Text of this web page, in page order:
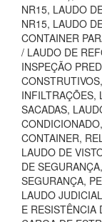
NR15, LAUDO
NR15, LAUDO
CONTAINER
/ LAUDO DE
INSPEÇÃO
INFILTRAÇÕES,
SACADAS,
CONTAINER,
LAUDO DE
DE
SEGURANÇA,
LAUDO
E RESISTÊNCIA